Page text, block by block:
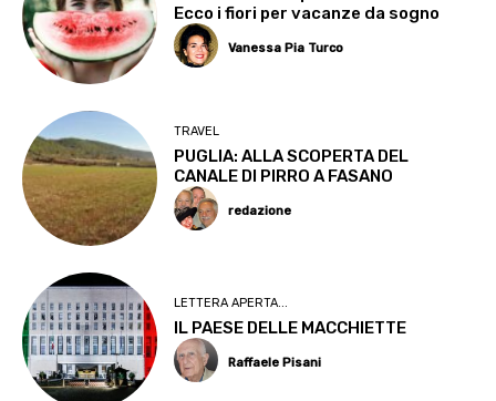
Ecco i fiori per vacanze da sogno
Vanessa Pia Turco
TRAVEL
PUGLIA: ALLA SCOPERTA DEL
CANALE DI PIRRO A FASANO
redazione
LETTERA APERTA...
IL PAESE DELLE MACCHIETTE
Raffaele Pisani